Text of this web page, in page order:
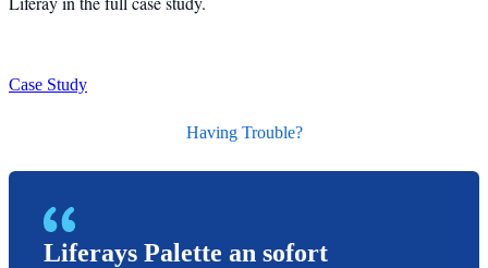
Case Study
Having Trouble?
Liferays Palette an sofort